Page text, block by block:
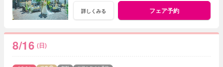
詳しくみる フェア予約
8/16 (日)